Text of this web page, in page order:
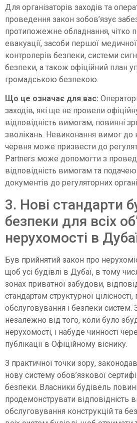
Для організаторів заходів та
проведення закон зобов’язує
протипожежне обладнання, чітко
евакуації, засоби першої
контролерів безпеки, системи
безпеки, а також офіційний план
громадською безпекою.
Що це означає для вас:
заходів, які ще не провели
відповідність вимогам, повинні
зволікань. Невиконання вимог до
червня може призвести до
Partners може допомогти з
відповідність вимогам та
документів до регуляторних
3. Нові стандарти
безпеки для всіх
нерухомості в
Був прийнятий закон про
щоб усі будівлі в Дубаї, в тому
зонах приватної забудови,
стандартам структурної цілісності,
обслуговування і безпеки систем.
незалежно від того, коли було
нерухомості, і набуде чинності
публікації в Офіційному віснику.
З практичної точки зору,
нову систему обов’язкової
безпеки. Власники будівель
продемонструвати відповідність
обслуговування конструкцій та